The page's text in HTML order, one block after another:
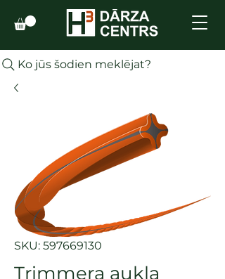
Ko jūs šodien meklējat?
SKU: 597669130
Trimmera aukla